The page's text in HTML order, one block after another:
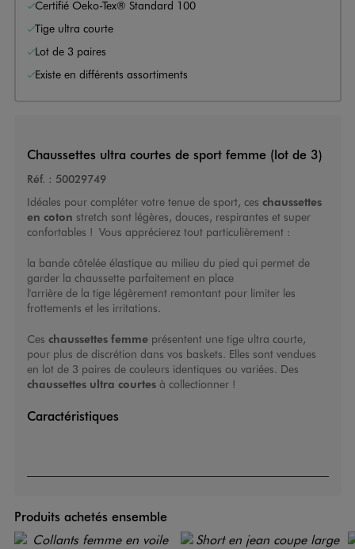
Certifié Oeko-Tex® Standard 100
Tige ultra courte
Lot de 3 paires
Existe en différents assortiments
Chaussettes ultra courtes de sport femme (lot de 3)
Réf. : 50029749
Idéales pour compléter votre tenue de sport, ces chaussettes
en coton stretch sont légères, douces, respirantes et super
confortables ! Vous apprécierez tout particulièrement :
la bande côtelée élastique au milieu du pied qui permet de
garder la chaussette parfaitement en place
l'arrière de la tige légèrement remontant pour limiter les
frottements et les irritations.
Ces chaussettes femmeprésentent une tige ultra courte,
pour plus de discrétion dans vos baskets. Elles sont vendues
en lot de 3 paires de couleurs identiques ou variées. Des
chaussettes ultra courtesà collectionner !
Caractéristiques
Produits achetés ensemble